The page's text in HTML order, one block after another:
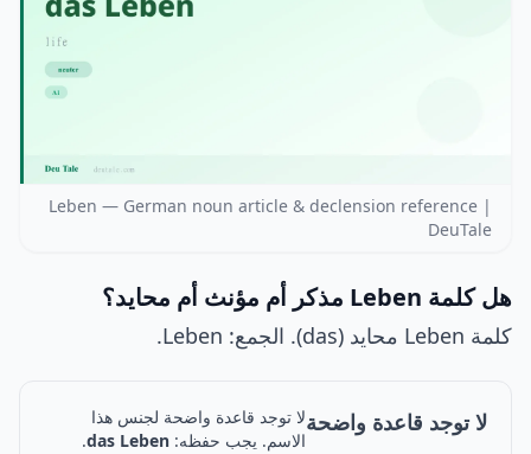
Leben — German noun article & declension reference |
DeuTale
هل كلمة Leben مذكر أم مؤنث أم محايد؟
كلمة Leben محايد (das). الجمع: Leben.
لا توجد قاعدة واضحةلا توجد قاعدة واضحة لجنس هذا
الاسم. يجب حفظه: das Leben
.